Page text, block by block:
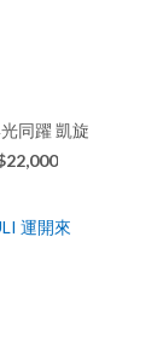
與光同躍 凱旋